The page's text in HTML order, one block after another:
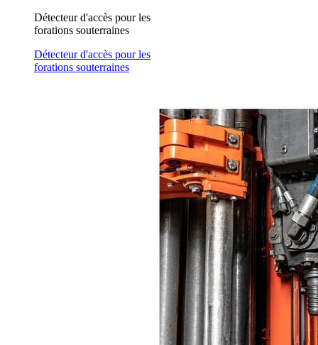
Détecteur d'accès pour les
forations souterraines
Détecteur d'accès pour les
forations souterraines